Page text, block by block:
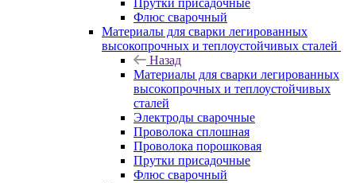
Прутки присадочные
Флюс сварочный
Материалы для сварки легированных
высокопрочных и теплоустойчивых сталей
Назад
Материалы для сварки легированных
высокопрочных и теплоустойчивых
сталей
Электроды сварочные
Проволока сплошная
Проволока порошковая
Прутки присадочные
Флюс сварочный